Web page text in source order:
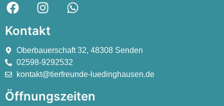
Kontakt
Oberbauerschaft 32, 48308 Senden
02598-9292532
kontakt@tierfreunde-luedinghausen.de
Öffnungszeiten